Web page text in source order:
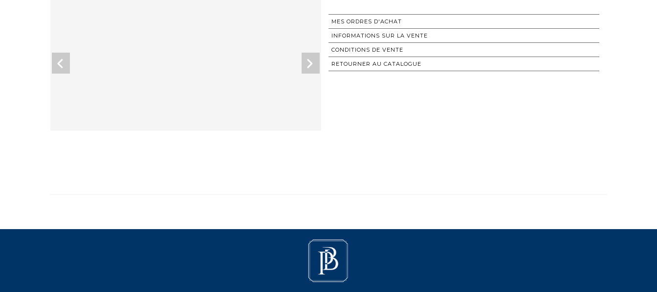
MES ORDRES D'ACHAT
INFORMATIONS SUR LA VENTE
CONDITIONS DE VENTE
RETOURNER AU CATALOGUE